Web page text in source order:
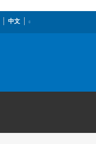
中文